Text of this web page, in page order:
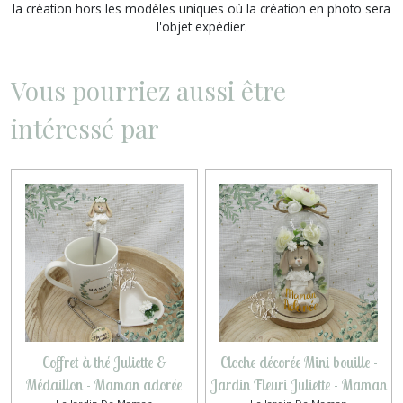
la création hors les modèles uniques où la création en photo sera
l'objet expédier.
Vous pourriez aussi être
intéressé par
Coffret à thé Juliette &
Médaillon - Maman adorée
Cloche décorée Mini bouille -
Jardin Fleuri Juliette - Maman